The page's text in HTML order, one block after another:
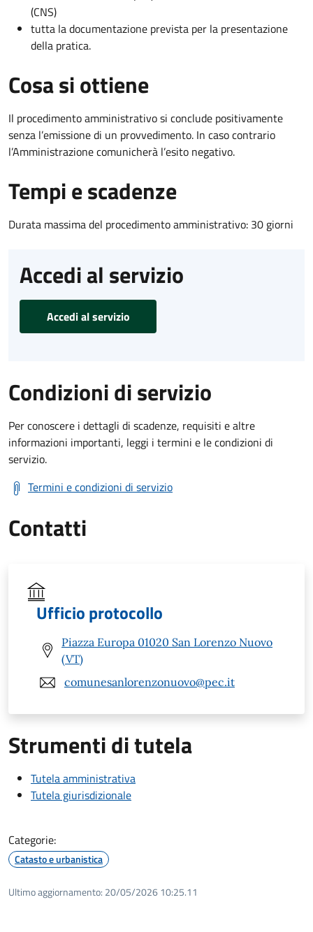
(CNS)
tutta la documentazione prevista per la presentazione
della pratica.
Cosa si ottiene
Il procedimento amministrativo si conclude positivamente
senza l’emissione di un provvedimento. In caso contrario
l’Amministrazione comunicherà l’esito negativo.
Tempi e scadenze
Durata massima del procedimento amministrativo: 30 giorni
Accedi al servizio
Accedi al servizio
Condizioni di servizio
Per conoscere i dettagli di scadenze, requisiti e altre
informazioni importanti, leggi i termini e le condizioni di
servizio.
Termini e condizioni di servizio
Contatti
Ufficio protocollo
Piazza Europa 01020 San Lorenzo Nuovo
(VT)
comunesanlorenzonuovo@pec.it
Strumenti di tutela
Tutela amministrativa
Tutela giurisdizionale
Categorie:
Catasto e urbanistica
Ultimo aggiornamento: 20/05/2026 10:25.11